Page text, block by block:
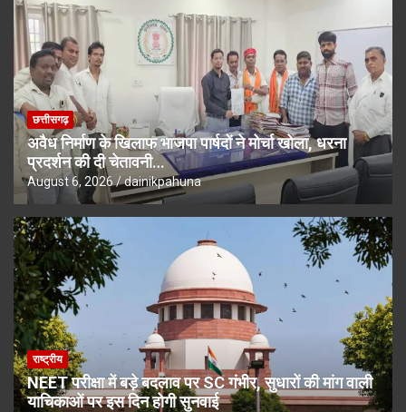
छत्तीसगढ़
अवैध निर्माण के खिलाफ भाजपा पार्षदों ने मोर्चा खोला, धरना
प्रदर्शन की दी चेतावनी…
August 6, 2026 dainikpahuna
राष्ट्रीय
NEET परीक्षा में बड़े बदलाव पर SC गंभीर, सुधारों की मांग वाली
याचिकाओं पर इस दिन होगी सुनवाई